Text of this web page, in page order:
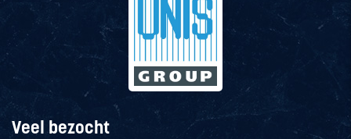
Veel bezocht